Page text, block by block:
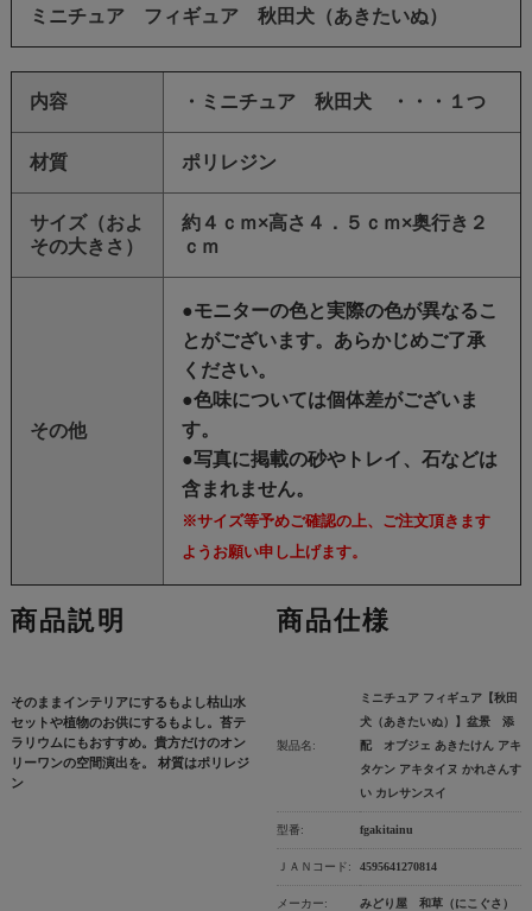
ミニチュア フィギュア 秋田犬（あきたいぬ）
内容 ・ミニチュア 秋田犬 ・・・１つ
材質 ポリレジン
サイズ（およ
その大きさ）
約４ｃｍ×高さ４．５ｃｍ×奥行き２
ｃｍ
その他
●モニターの色と実際の色が異なるこ
とがございます。あらかじめご了承
ください。
●色味については個体差がございま
す。
●写真に掲載の砂やトレイ、石などは
含まれません。
※サイズ等予めご確認の上、ご注文頂きます
ようお願い申し上げます。
商品説明
そのままインテリアにするもよし枯山水
セットや植物のお供にするもよし。苔テ
ラリウムにもおすすめ。貴方だけのオン
リーワンの空間演出を。 材質はポリレジ
ン
商品仕様
製品名:
ミニチュア フィギュア【秋田
犬（あきたいぬ）】盆景 添
配 オブジェ あきたけん アキ
タケン アキタイヌ かれさんす
い カレサンスイ
型番: fgakitainu
ＪＡＮコード: 4595641270814
メーカー: みどり屋 和草（にこぐさ）